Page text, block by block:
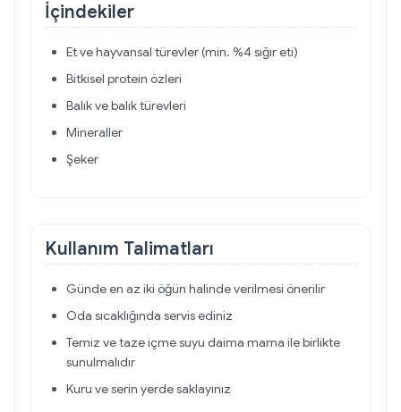
İçindekiler
Et ve hayvansal türevler (min. %4 sığır eti)
Bitkisel protein özleri
Balık ve balık türevleri
Mineraller
Şeker
Kullanım Talimatları
Günde en az iki öğün halinde verilmesi önerilir
Oda sıcaklığında servis ediniz
Temiz ve taze içme suyu daima mama ile birlikte
sunulmalıdır
Kuru ve serin yerde saklayınız